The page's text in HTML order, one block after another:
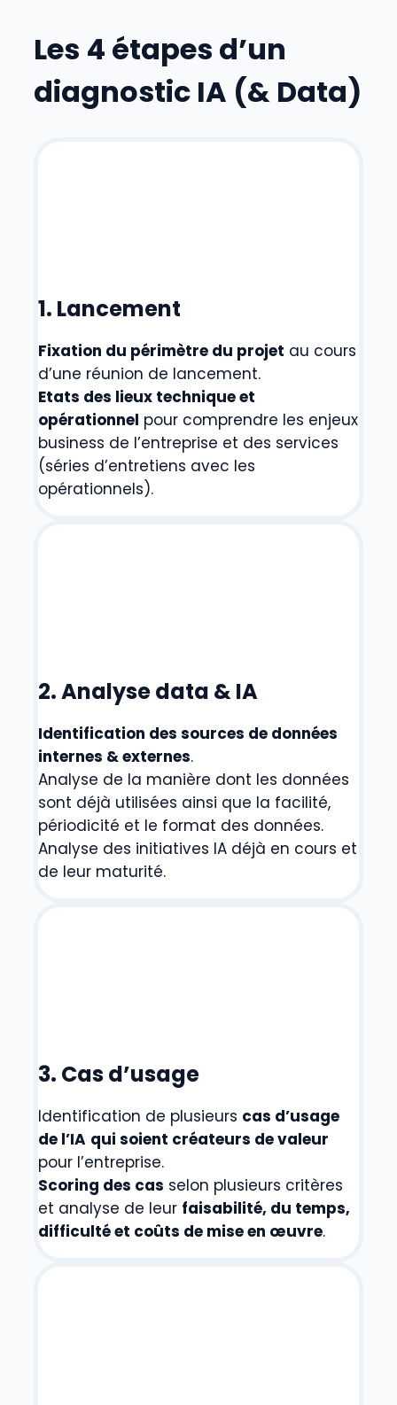
Les 4 étapes d’un
diagnostic IA (& Data)
1. Lancement
Fixation du périmètre du projet au cours
d’une réunion de lancement.
Etats des lieux technique et
opérationnel pour comprendre les enjeux
business de l’entreprise et des services
(séries d’entretiens avec les
opérationnels).
2. Analyse data & IA
Identification des sources de données
internes & externes.
Analyse de la manière dont les données
sont déjà utilisées ainsi que la facilité,
périodicité et le format des données.
Analyse des initiatives IA déjà en cours et
de leur maturité.
3. Cas d’usage
Identification de plusieurs cas d’usage
de l’IA qui soient créateurs de valeur
pour l’entreprise.
Scoring des cas selon plusieurs critères
et analyse de leur faisabilité, du temps,
difficulté et coûts de mise en œuvre.